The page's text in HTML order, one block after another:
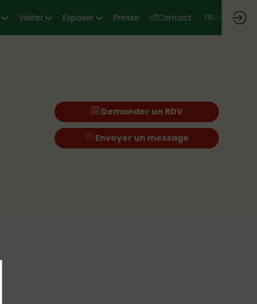
Visiter Exposer Presse Contact FR
Demander un RDV
Envoyer un message